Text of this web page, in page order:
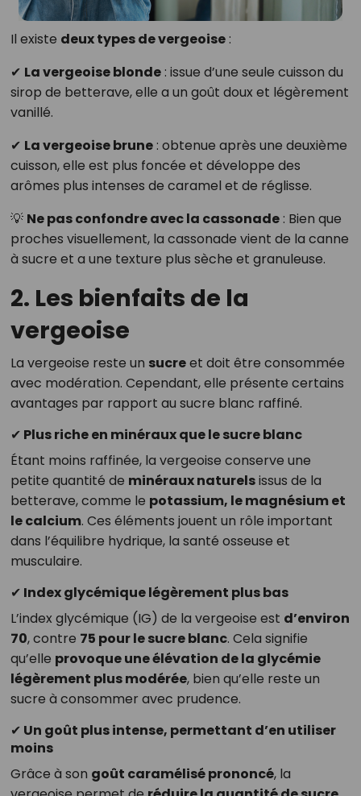
Il existe deux types de vergeoise:
✔ La vergeoise blonde: issue d’une seule cuisson du
sirop de betterave, elle a un goût doux et légèrement
vanillé.
✔ La vergeoise brune: obtenue après une deuxième
cuisson, elle est plus foncée et développe des
arômes plus intenses de caramel et de réglisse.
💡 Ne pas confondre avec la cassonade: Bien que
proches visuellement, la cassonade vient de la canne
à sucre et a une texture plus sèche et granuleuse.
2. Les bienfaits de la
vergeoise
La vergeoise reste un sucreet doit être consommée
avec modération. Cependant, elle présente certains
avantages par rapport au sucre blanc raffiné.
✔ Plus riche en minéraux que le sucre blanc
Étant moins raffinée, la vergeoise conserve une
petite quantité de minéraux naturelsissus de la
betterave, comme le potassium, le magnésium et
le calcium. Ces éléments jouent un rôle important
dans l’équilibre hydrique, la santé osseuse et
musculaire.
✔ Index glycémique légèrement plus bas
L’index glycémique (IG) de la vergeoise est d’environ
70, contre 75 pour le sucre blanc. Cela signifie
qu’elle provoque une élévation de la glycémie
légèrement plus modérée, bien qu’elle reste un
sucre à consommer avec prudence.
✔ Un goût plus intense, permettant d’en utiliser
moins
Grâce à son goût caramélisé prononcé, la